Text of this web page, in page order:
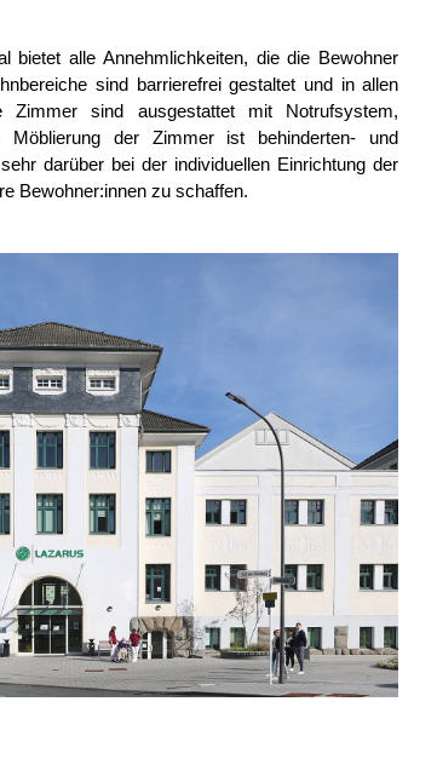
bietet alle Annehmlichkeiten, die die Bewohner
sind barrierefrei gestaltet und in allen
sind ausgestattet mit Notrufsystem,
der Zimmer ist behinderten- und
darüber bei der individuellen Einrichtung der
Bewohner:innen zu schaffen.